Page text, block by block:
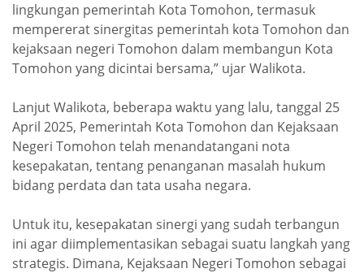
lingkungan pemerintah Kota Tomohon, termasuk
mempererat sinergitas pemerintah kota Tomohon dan
kejaksaan negeri Tomohon dalam membangun Kota
Tomohon yang dicintai bersama,” ujar Walikota.
Lanjut Walikota, beberapa waktu yang lalu, tanggal 25
April 2025, Pemerintah Kota Tomohon dan Kejaksaan
Negeri Tomohon telah menandatangani nota
kesepakatan, tentang penanganan masalah hukum
bidang perdata dan tata usaha negara.
Untuk itu, kesepakatan sinergi yang sudah terbangun
ini agar diimplementasikan sebagai suatu langkah yang
strategis. Dimana, Kejaksaan Negeri Tomohon sebagai